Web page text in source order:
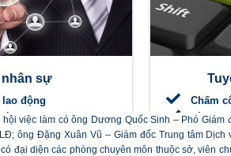
việc làm có ông Dương Quốc Sinh – Phó Giám
ông Đặng Xuân Vũ – Giám đốc Trung tâm
đại diện các phòng chuyên môn thuộc sở, viên